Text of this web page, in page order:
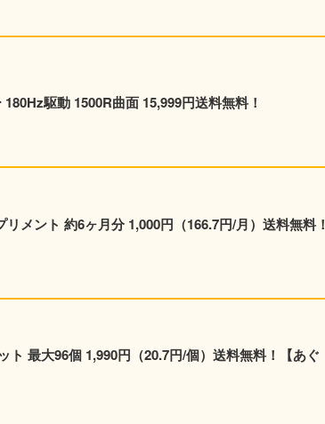
駆動 1500R曲面 15,999円送料無料！
メント 約6ヶ月分 1,000円（166.7円/月）送料無料！
ト 最大96個 1,990円（20.7円/個）送料無料！【あぐ